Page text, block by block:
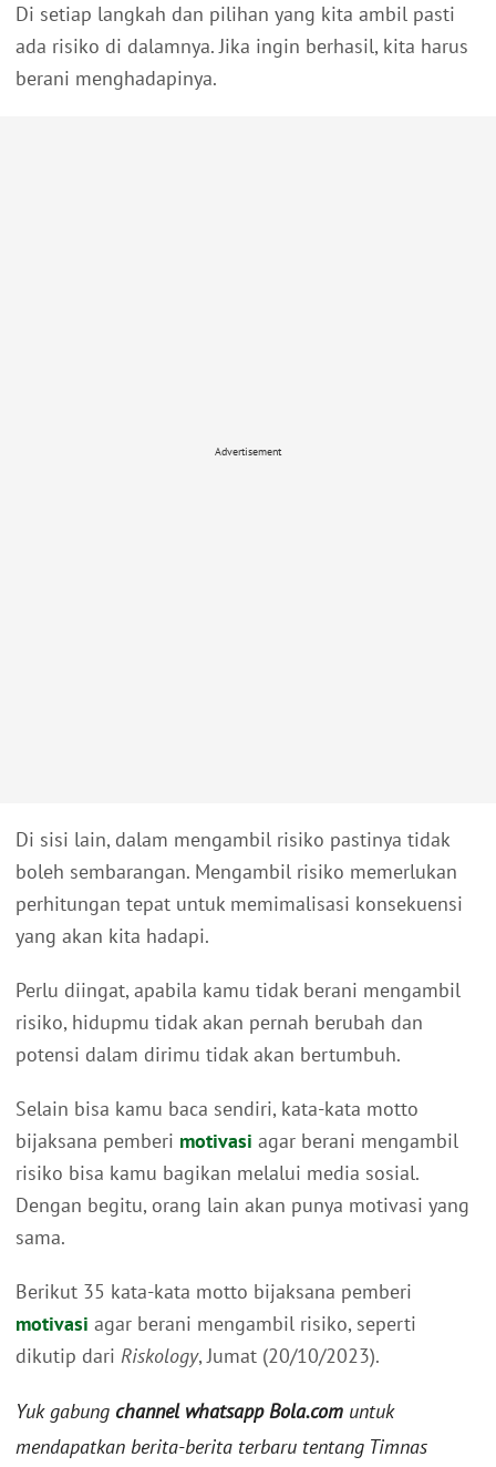
Di setiap langkah dan pilihan yang kita ambil pasti
ada risiko di dalamnya. Jika ingin berhasil, kita harus
berani menghadapinya.
Advertisement
Di sisi lain, dalam mengambil risiko pastinya tidak
boleh sembarangan. Mengambil risiko memerlukan
perhitungan tepat untuk memimalisasi konsekuensi
yang akan kita hadapi.
Perlu diingat, apabila kamu tidak berani mengambil
risiko, hidupmu tidak akan pernah berubah dan
potensi dalam dirimu tidak akan bertumbuh.
Selain bisa kamu baca sendiri, kata-kata motto
bijaksana pemberi motivasi agar berani mengambil
risiko bisa kamu bagikan melalui media sosial.
Dengan begitu, orang lain akan punya motivasi yang
sama.
Berikut 35 kata-kata motto bijaksana pemberi
motivasi agar berani mengambil risiko, seperti
dikutip dari Riskology, Jumat (20/10/2023).
Yuk gabung channel whatsapp Bola.com untuk
mendapatkan berita-berita terbaru tentang Timnas